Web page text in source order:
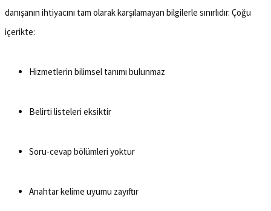
danışanın ihtiyacını tam olarak karşılamayan bilgilerle sınırlıdır. Çoğu
içerikte:
Hizmetlerin bilimsel tanımı bulunmaz
Belirti listeleri eksiktir
Soru-cevap bölümleri yoktur
Anahtar kelime uyumu zayıftır